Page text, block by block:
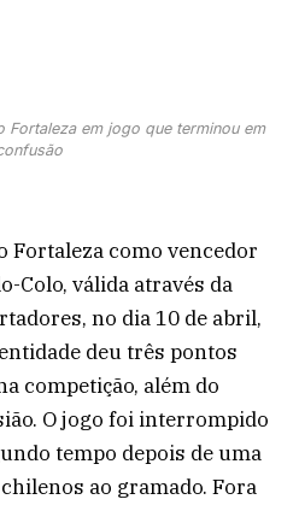
Fortaleza em jogo que terminou em
Fortaleza como vencedor
Colo, válida através da
no dia 10 de abril,
deu três pontos
competição, além do
O jogo foi interrompido
tempo depois de uma
ao gramado. Fora